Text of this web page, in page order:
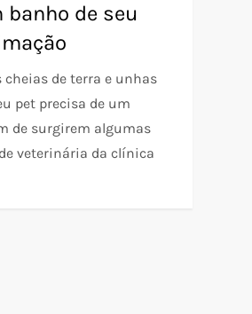
banho de seu
de terra e unhas
pet precisa de um
de surgirem algumas
veterinária da clínica